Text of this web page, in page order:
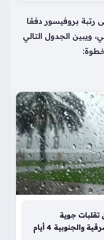
رتبة بروفيسور دفعًا
ويبين الجدول التالي
تقلبات جوية
4 أيام